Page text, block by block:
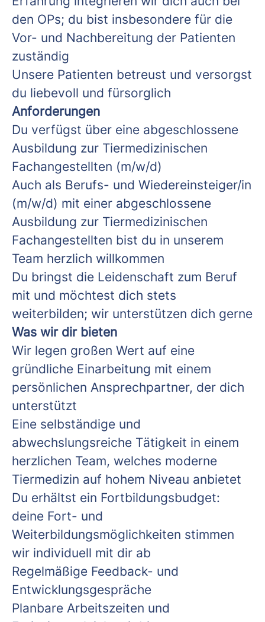
den OPs; du bist insbesondere für die
Vor- und Nachbereitung der Patienten
zuständig
Unsere Patienten betreust und versorgst
du liebevoll und fürsorglich
Anforderungen
Du verfügst über eine abgeschlossene
Ausbildung zur Tiermedizinischen
Fachangestellten (m/w/d)
Auch als Berufs- und Wiedereinsteiger/in
(m/w/d) mit einer abgeschlossene
Ausbildung zur Tiermedizinischen
Fachangestellten bist du in unserem
Team herzlich willkommen
Du bringst die Leidenschaft zum Beruf
mit und möchtest dich stets
weiterbilden; wir unterstützen dich gerne
Was wir dir bieten
Wir legen großen Wert auf eine
gründliche Einarbeitung mit einem
persönlichen Ansprechpartner, der dich
unterstützt
Eine selbständige und
abwechslungsreiche Tätigkeit in einem
herzlichen Team, welches moderne
Tiermedizin auf hohem Niveau anbietet
Du erhältst ein Fortbildungsbudget:
deine Fort- und
Weiterbildungsmöglichkeiten stimmen
wir individuell mit dir ab
Regelmäßige Feedback- und
Entwicklungsgespräche
Planbare Arbeitszeiten und